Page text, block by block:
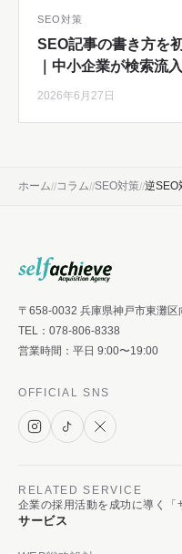
SEO対策
SEO記事の書き方を
｜中小企業が検索流
2026年6月27日
ホーム コラム SEO対策 逆SEO
〒658-0032 兵庫県神戸市東灘区
TEL： 078-806-8338
営業時間：平日 9:00〜19:00
OFFICIAL SNS
RELATED SERVICE
企業の採用活動を成功に導く「
サービス